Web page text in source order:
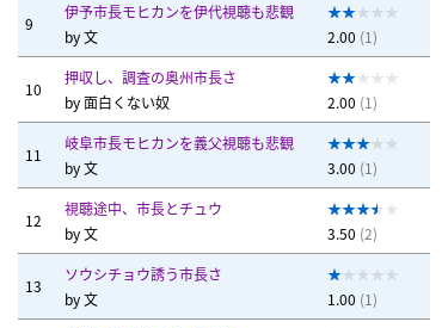
9
伊予市長モヒカンを伊代視聴も悲観
by文 2.00 (1)
10
押収し、調査の奥州市長さ
by面白くない奴 2.00 (1)
11
岐阜市長モヒカンを義父視聴も悲観
by文 3.00 (1)
12
視聴途中、市長とチュウ
by文 3.50 (2)
13
ソウシチョウ誘う市長さ
by文 1.00 (1)